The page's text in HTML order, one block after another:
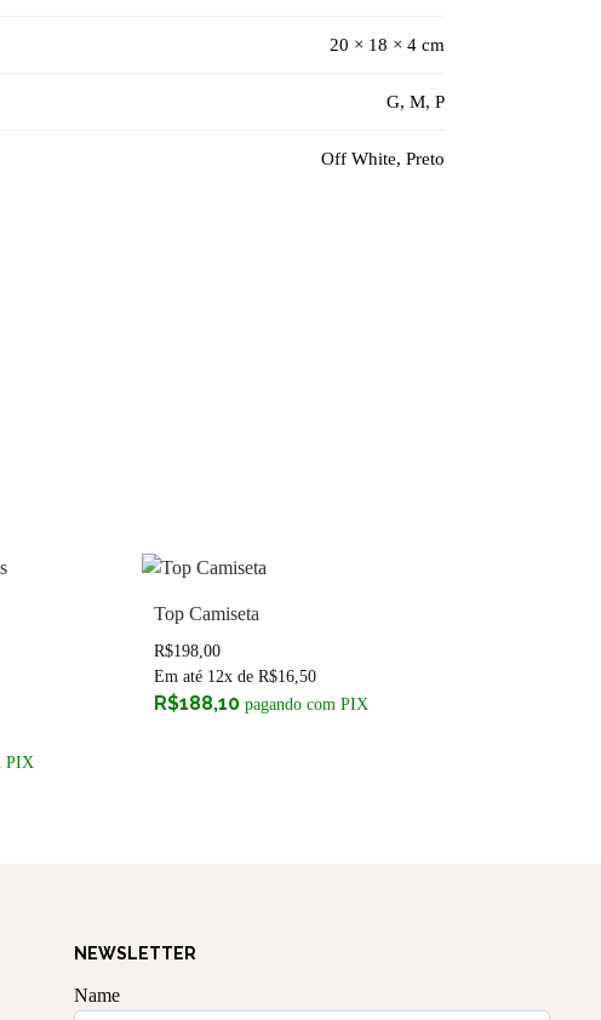
20 × 18 × 4 cm
G, M, P
Off White, Preto
PIX
Top Camiseta
R$198,00
Em até 12x deR$16,50
R$188,10 pagando com PIX
NEWSLETTER
Name